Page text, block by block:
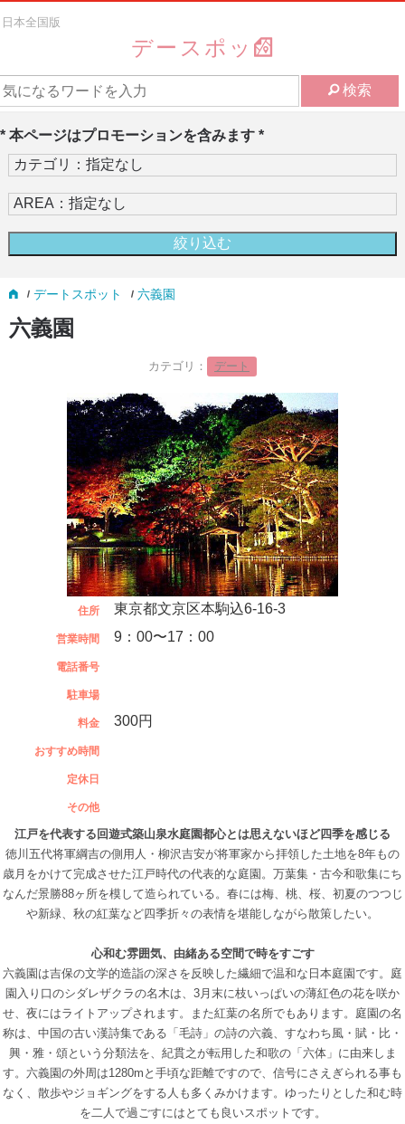
日本全国版
デースポッ
検索
* 本ページはプロモーションを含みます *
デートスポット 六義園
六義園
カテゴリ： デート
住所 東京都文京区本駒込6-16-3
営業時間 9：00〜17：00
電話番号
駐車場
料金 300円
おすすめ時間
定休日
その他
江戸を代表する回遊式築山泉水庭園都心とは思えないほど四季を感じる
徳川五代将軍綱吉の側用人・柳沢吉安が将軍家から拝領した土地を8年もの
歳月をかけて完成させた江戸時代の代表的な庭園。万葉集・古今和歌集にち
なんだ景勝88ヶ所を模して造られている。春には梅、桃、桜、初夏のつつじ
や新緑、秋の紅葉など四季折々の表情を堪能しながら散策したい。
心和む雰囲気、由緒ある空間で時をすごす
六義園は吉保の文学的造詣の深さを反映した繊細で温和な日本庭園です。庭
園入り口のシダレザクラの名木は、3月末に枝いっぱいの薄紅色の花を咲か
せ、夜にはライトアップされます。また紅葉の名所でもあります。庭園の名
称は、中国の古い漢詩集である「毛詩」の詩の六義、すなわち風・賦・比・
興・雅・頌という分類法を、紀貫之が転用した和歌の「六体」に由来しま
す。六義園の外周は1280mと手頃な距離ですので、信号にさえぎられる事も
なく、散歩やジョギングをする人も多くみかけます。ゆったりとした和む時
を二人で過ごすにはとても良いスポットです。